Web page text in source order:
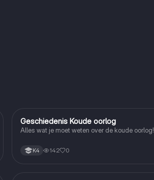
Geschiedenis
Geschiedenis Koude oorlog
Alles wat je moet weten over de koude oorlog!
K4 142 0